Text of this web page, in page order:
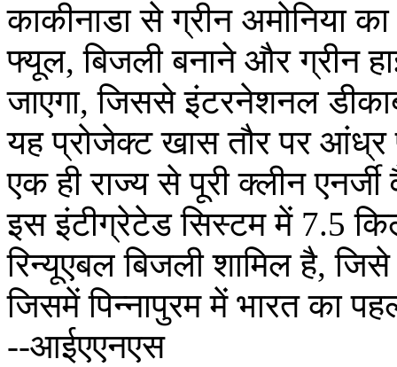
काकीनाडा से ग्रीन अमोनिया
फ्यूल, बिजली बनाने और ग्रीन
जाएगा, जिससे इंटरनेशनल
यह प्रोजेक्ट खास तौर पर आंध्र
एक ही राज्य से पूरी क्लीन
इस इंटीग्रेटेड सिस्टम में 7.5
रिन्यूएबल बिजली शामिल है, जिसे
जिसमें पिन्नापुरम में भारत का
--आईएएनएस